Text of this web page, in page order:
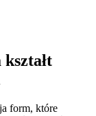
form, które